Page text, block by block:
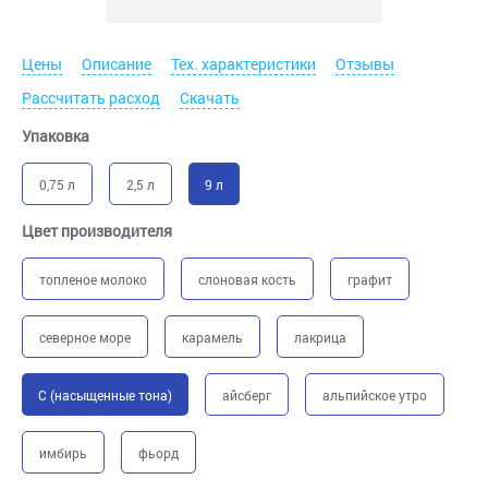
Цены Описание Тех. характеристики
Отзывы
Рассчитать расход
Скачать
Упаковка
0,75 л 2,5 л 9 л
Цвет производителя
топленое молоко слоновая кость графит
северное море карамель лакрица
C (насыщенные тона) айсберг альпийское утро
имбирь фьорд